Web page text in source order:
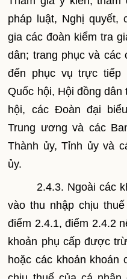
pháp luật, Nghị quyết,
gia các đoàn kiểm tra
dân; trang phục và các
đến phục vụ trực tiếp
Quốc hội, Hội đồng
hội, các Đoàn đại
Trung ương và các
Thành ủy, Tỉnh ủy và
ủy.
2.4.3. Ngoài các
vào thu nhập chịu
điểm 2.4.1, điểm 2.4.2
khoản phụ cấp được
hoặc các khoản khoán